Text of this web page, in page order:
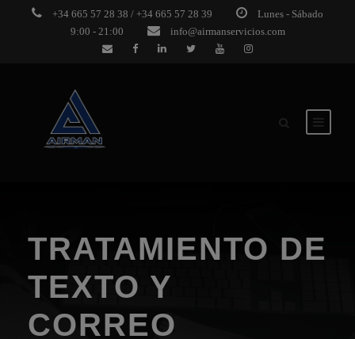
+34 665 57 28 38 / +34 665 57 28 39
Lunes - Sábado
9:00 - 21:00
info@airmanservicios.com
TRATAMIENTO DE
TEXTO Y
CORREO